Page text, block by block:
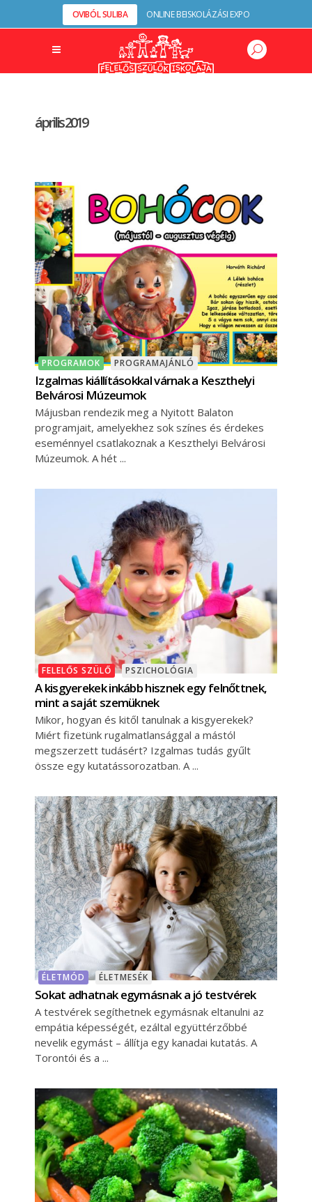
OVIBÓL SULIBA ONLINE BEISKOLÁZÁSI EXPO
április 2019
PROGRAMOK PROGRAMAJÁNLÓ
Izgalmas kiállításokkal várnak a Keszthelyi
Belvárosi Múzeumok
Májusban rendezik meg a Nyitott Balaton
programjait, amelyekhez sok színes és érdekes
eseménnyel csatlakoznak a Keszthelyi Belvárosi
Múzeumok. A hét
FELELŐS SZÜLŐ PSZICHOLÓGIA
A kisgyerekek inkább hisznek egy felnőttnek,
mint a saját szemüknek
Mikor, hogyan és kitől tanulnak a kisgyerekek?
Miért fizetünk rugalmatlansággal a mástól
megszerzett tudásért? Izgalmas tudás gyűlt
össze egy kutatássorozatban. A
ÉLETMÓD ÉLETMESÉK
Sokat adhatnak egymásnak a jó testvérek
A testvérek segíthetnek egymásnak eltanulni az
empátia képességét, ezáltal együttérzőbbé
nevelik egymást – állítja egy kanadai kutatás. A
Torontói és a